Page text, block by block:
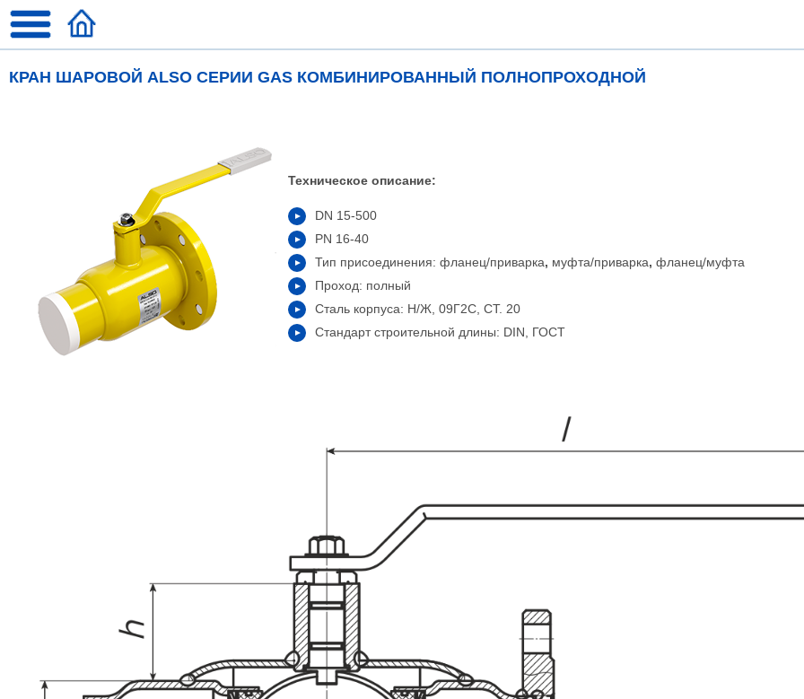
КРАН ШАРОВОЙ ALSO СЕРИИ GAS КОМБИНИРОВАННЫЙ ПОЛНОПРОХОДНОЙ
Техническое описание:
DN 15-500
PN 16-40
Тип присоединения: фланец/приварка, муфта/приварка, фланец/муфта
Проход: полный
Сталь корпуса: Н/Ж, 09Г2С, СТ. 20
Стандарт строительной длины: DIN, ГОСТ